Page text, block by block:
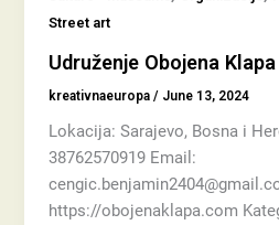
Street art
Udruženje Obojena Klapa
kreativnaeuropa/ June 13, 2024
Lokacija: Sarajevo, Bosna i
38762570919 Email:
https://obojenaklapa.com